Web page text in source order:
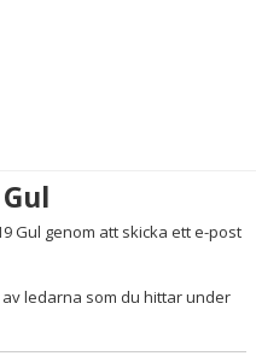
Gul genom att skicka ett e-post
ledarna som du hittar under